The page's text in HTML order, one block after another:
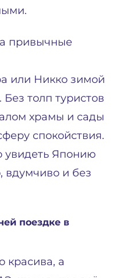
привычные
или Никко зимой
толп туристов
храмы и сады
спокойствия.
увидеть Японию
вдумчиво и без
поездке в
красива, а